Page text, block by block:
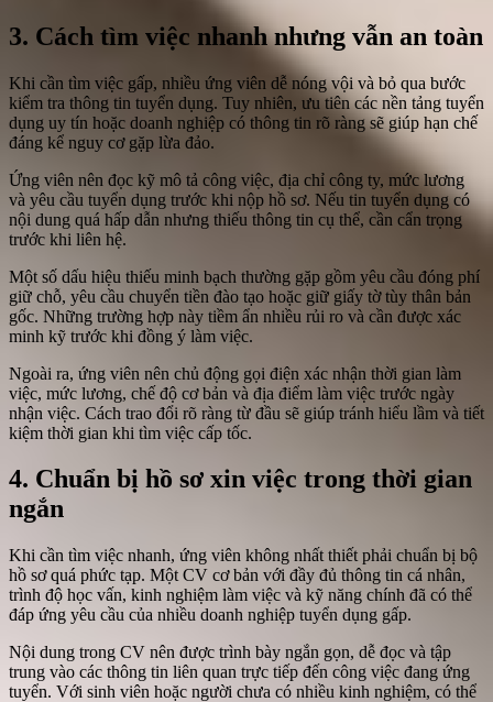
3. Cách tìm việc nhanh nhưng vẫn an toàn
Khi cần tìm việc gấp, nhiều ứng viên dễ nóng vội và bỏ qua bước
kiểm tra thông tin tuyển dụng. Tuy nhiên, ưu tiên các nền tảng tuyển
dụng uy tín hoặc doanh nghiệp có thông tin rõ ràng sẽ giúp hạn chế
đáng kể nguy cơ gặp lừa đảo.
Ứng viên nên đọc kỹ mô tả công việc, địa chỉ công ty, mức lương
và yêu cầu tuyển dụng trước khi nộp hồ sơ. Nếu tin tuyển dụng có
nội dung quá hấp dẫn nhưng thiếu thông tin cụ thể, cần cẩn trọng
trước khi liên hệ.
Một số dấu hiệu thiếu minh bạch thường gặp gồm yêu cầu đóng phí
giữ chỗ, yêu cầu chuyển tiền đào tạo hoặc giữ giấy tờ tùy thân bản
gốc. Những trường hợp này tiềm ẩn nhiều rủi ro và cần được xác
minh kỹ trước khi đồng ý làm việc.
Ngoài ra, ứng viên nên chủ động gọi điện xác nhận thời gian làm
việc, mức lương, chế độ cơ bản và địa điểm làm việc trước ngày
nhận việc. Cách trao đổi rõ ràng từ đầu sẽ giúp tránh hiểu lầm và tiết
kiệm thời gian khi tìm việc cấp tốc.
4. Chuẩn bị hồ sơ xin việc trong thời gian
ngắn
Khi cần tìm việc nhanh, ứng viên không nhất thiết phải chuẩn bị bộ
hồ sơ quá phức tạp. Một CV cơ bản với đầy đủ thông tin cá nhân,
trình độ học vấn, kinh nghiệm làm việc và kỹ năng chính đã có thể
đáp ứng yêu cầu của nhiều doanh nghiệp tuyển dụng gấp.
Nội dung trong CV nên được trình bày ngắn gọn, dễ đọc và tập
trung vào các thông tin liên quan trực tiếp đến công việc đang ứng
tuyển. Với sinh viên hoặc người chưa có nhiều kinh nghiệm, có thể